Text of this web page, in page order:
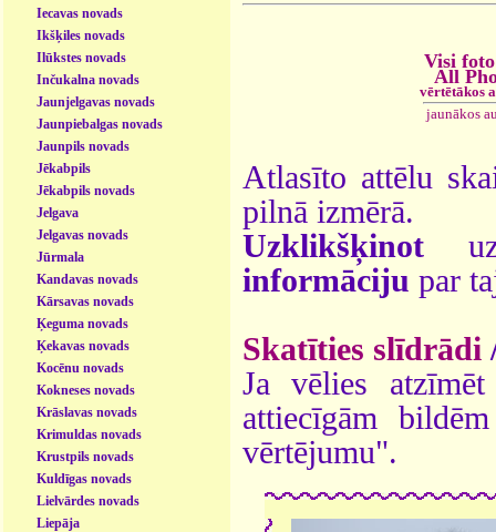
Iecavas novads
Ikšķiles novads
Ilūkstes novads
Inčukalna novads
Jaunjelgavas novads
Jaunpiebalgas novads
Jaunpils novads
Jēkabpils
Jēkabpils novads
Jelgava
Jelgavas novads
Jūrmala
Kandavas novads
Kārsavas novads
Ķeguma novads
Ķekavas novads
Kocēnu novads
Kokneses novads
Krāslavas novads
Krimuldas novads
Krustpils novads
Kuldīgas novads
Lielvārdes novads
Liepāja
Visi
All
vērtētākos
jaunākos
Atlasīto attēlu
pilnā izmērā.
Uzklikšķinot
informāciju par
Skatīties slīdrādi
Ja vēlies
attiecīgām
vērtējumu".